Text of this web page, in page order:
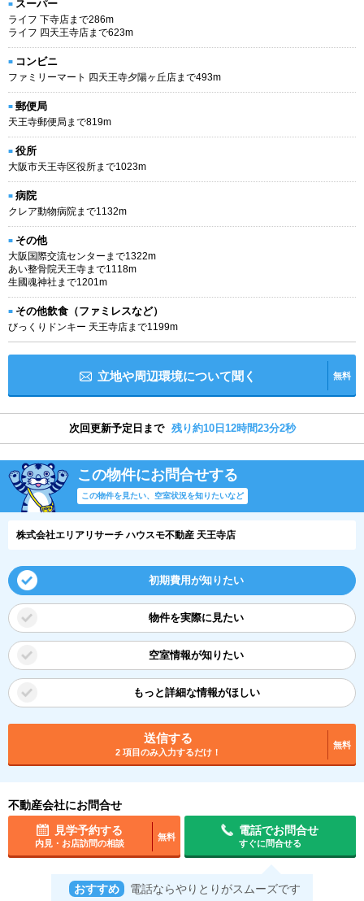
スーパー
ライフ 下寺店まで286m
ライフ 四天王寺店まで623m
コンビニ
ファミリーマート 四天王寺夕陽ヶ丘店まで493m
郵便局
天王寺郵便局まで819m
役所
大阪市天王寺区役所まで1023m
病院
クレア動物病院まで1132m
その他
大阪国際交流センターまで1322m
あい整骨院天王寺まで1118m
生國魂神社まで1201m
その他飲食（ファミレスなど）
びっくりドンキー 天王寺店まで1199m
立地や周辺環境について聞く 無料
次回更新予定日まで 残り約10日12時間23分1秒
この物件にお問合せする
この物件を見たい、空室状況を知りたいなど
株式会社エリアリサーチ ハウスモ不動産 天王寺店
初期費用が知りたい
物件を実際に見たい
空室情報が知りたい
もっと詳細な情報がほしい
送信する
2 項目のみ入力するだけ！
無料
不動産会社にお問合せ
見学予約する
内見・お店訪問の相談
無料
電話でお問合せ
すぐに問合せる
おすすめ 電話ならやりとりがスムーズです